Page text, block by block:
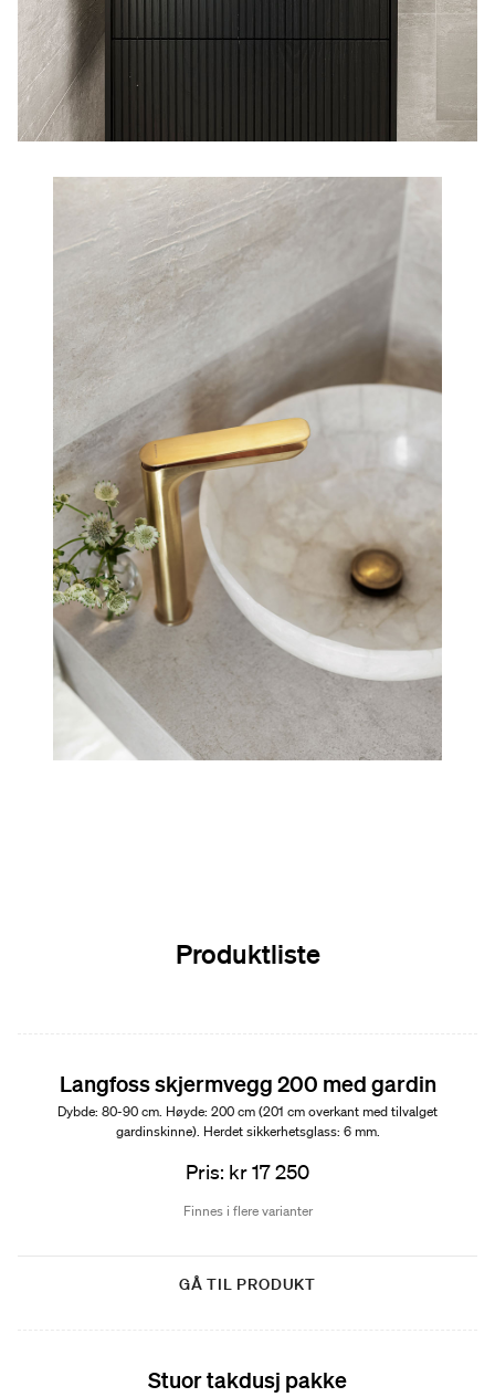
Produktliste
Langfoss skjermvegg 200 med gardin
Dybde: 80-90 cm. Høyde: 200 cm (201 cm overkant med tilvalget
gardinskinne). Herdet sikkerhetsglass: 6 mm.
Pris: kr 17 250
Finnes i flere varianter
GÅ TIL PRODUKT
Stuor takdusj pakke